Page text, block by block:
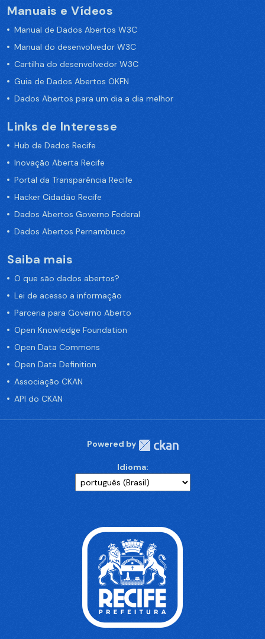
Manuais e Vídeos
Manual de Dados Abertos W3C
Manual do desenvolvedor W3C
Cartilha do desenvolvedor W3C
Guia de Dados Abertos OKFN
Dados Abertos para um dia a dia melhor
Links de Interesse
Hub de Dados Recife
Inovação Aberta Recife
Portal da Transparência Recife
Hacker Cidadão Recife
Dados Abertos Governo Federal
Dados Abertos Pernambuco
Saiba mais
O que são dados abertos?
Lei de acesso a informação
Parceria para Governo Aberto
Open Knowledge Foundation
Open Data Commons
Open Data Definition
Associação CKAN
API do CKAN
Powered by
Idioma